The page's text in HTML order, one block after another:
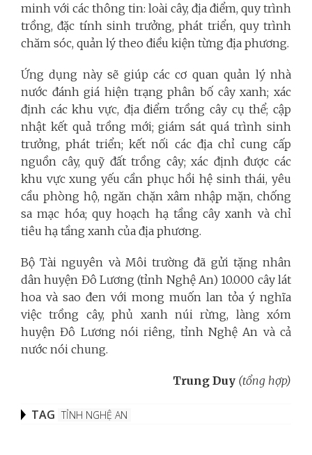
minh với các thông tin: loài cây, địa điểm, quy trình
trồng, đặc tính sinh trưởng, phát triển, quy trình
chăm sóc, quản lý theo điều kiện từng địa phương.
Ứng dụng này sẽ giúp các cơ quan quản lý nhà
nước đánh giá hiện trạng phân bố cây xanh; xác
định các khu vực, địa điểm trồng cây cụ thể; cập
nhật kết quả trồng mới; giám sát quá trình sinh
trưởng, phát triển; kết nối các địa chỉ cung cấp
nguồn cây, quỹ đất trồng cây; xác định được các
khu vực xung yếu cần phục hồi hệ sinh thái, yêu
cầu phòng hộ, ngăn chặn xâm nhập mặn, chống
sa mạc hóa; quy hoạch hạ tầng cây xanh và chỉ
tiêu hạ tầng xanh của địa phương.
Bộ Tài nguyên và Môi trường đã gửi tặng nhân
dân huyện Đô Lương (tỉnh Nghệ An) 10.000 cây lát
hoa và sao đen với mong muốn lan tỏa ý nghĩa
việc trồng cây, phủ xanh núi rừng, làng xóm
huyện Đô Lương nói riêng, tỉnh Nghệ An và cả
nước nói chung.
Trung Duy (tổng hợp)
TAG TỈNH NGHỆ AN